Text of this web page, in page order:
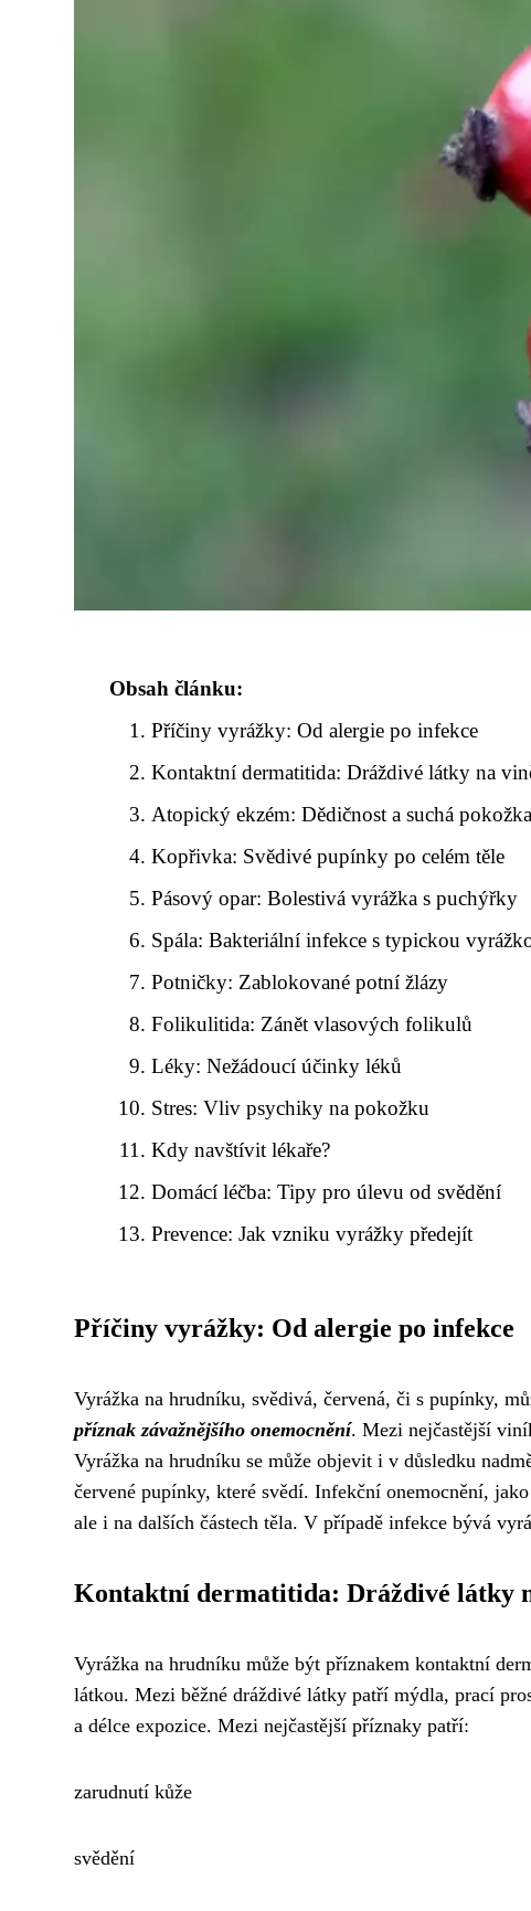
Obsah článku:
Příčiny vyrážky: Od alergie po infekce
Kontaktní dermatitida: Dráždivé látky na
Atopický ekzém: Dědičnost a suchá pokožka
Kopřivka: Svědivé pupínky po celém těle
Pásový opar: Bolestivá vyrážka s puchýřky
Spála: Bakteriální infekce s typickou
Potničky: Zablokované potní žlázy
Folikulitida: Zánět vlasových folikulů
Léky: Nežádoucí účinky léků
Stres: Vliv psychiky na pokožku
Kdy navštívit lékaře?
Domácí léčba: Tipy pro úlevu od svědění
Prevence: Jak vzniku vyrážky předejít
Příčiny vyrážky: Od alergie po infekce
Vyrážka na hrudníku, svědivá, červená, či s pupínky,
příznak závažnějšího onemocnění. Mezi nejčastější
Vyrážka na hrudníku se může objevit i v důsledku
červené pupínky, které svědí. Infekční onemocnění,
ale i na dalších částech těla. V případě infekce bývá
Kontaktní dermatitida: Dráždivé látky
Vyrážka na hrudníku může být příznakem kontaktní
látkou. Mezi běžné dráždivé látky patří mýdla, prací
a délce expozice. Mezi nejčastější příznaky patří:
zarudnutí kůže
svědění